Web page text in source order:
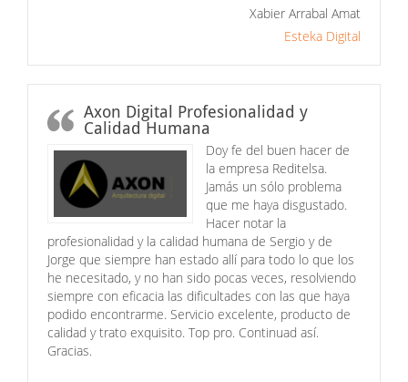
Xabier Arrabal Amat
Esteka Digital
Axon Digital Profesionalidad y
Calidad Humana
Doy fe del buen hacer de
la empresa Reditelsa.
Jamás un sólo problema
que me haya disgustado.
Hacer notar la
profesionalidad y la calidad humana de Sergio y de
Jorge que siempre han estado allí para todo lo que los
he necesitado, y no han sido pocas veces, resolviendo
siempre con eficacia las dificultades con las que haya
podido encontrarme. Servicio excelente, producto de
calidad y trato exquisito. Top pro. Continuad así.
Gracias.